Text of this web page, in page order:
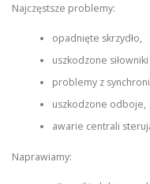
Najczęstsze problemy:
opadnięte skrzydło,
uszkodzone siłowniki
problemy z
uszkodzone odboje,
awarie centrali
Naprawiamy: